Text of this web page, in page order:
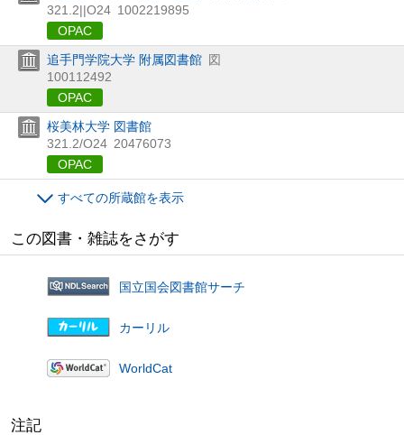
321.2||O24 1002219895
OPAC
追手門学院大学 附属図書館 図
100112492
OPAC
桜美林大学 図書館
321.2/O24 20476073
OPAC
すべての所蔵館を表示
この図書・雑誌をさがす
国立国会図書館サーチ
カーリル
WorldCat
注記